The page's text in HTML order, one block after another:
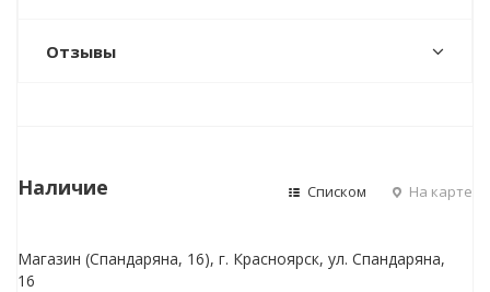
Отзывы
Наличие Списком На карте
Магазин (Спандаряна, 16), г. Красноярск, ул. Спандаряна,
16